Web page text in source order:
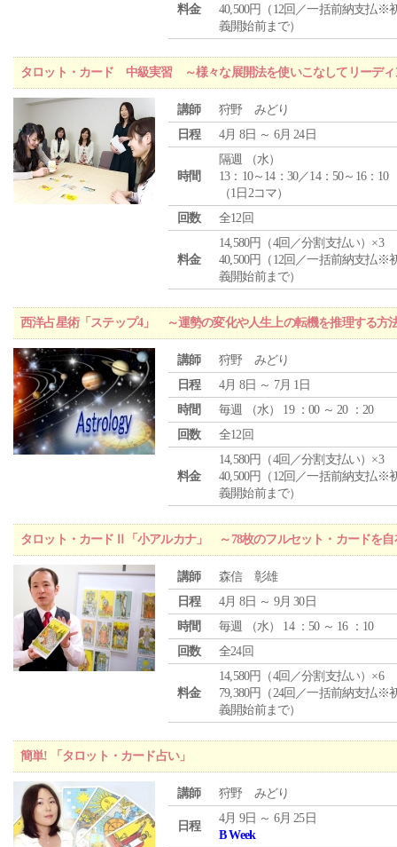
料金
40,500円（12回／一括前納支払※
義開始前まで）
タロット・カード 中級実習 ～様々な展開法を使いこなしてリーディ
講師
狩野 みどり
日程
4月 8日 ～ 6月 24日
時間
隔週 （水）
13：10～14：30／14：50～16：10
（1日2コマ）
回数
全12回
料金
14,580円（4回／分割支払い）×3
40,500円（12回／一括前納支払※
義開始前まで）
西洋占星術「ステップ4」 ～運勢の変化や人生上の転機を推理する方
講師
狩野 みどり
日程
4月 8日 ～ 7月 1日
時間
毎週 （水） 19 ：00 ～ 20 ：20
回数
全12回
料金
14,580円（4回／分割支払い）×3
40,500円（12回／一括前納支払※
義開始前まで）
タロット・カードⅡ「小アルカナ」 ～78枚のフルセット・カードを自
講師
森信 彰雄
日程
4月 8日 ～ 9月 30日
時間
毎週 （水） 14 ：50 ～ 16 ：10
回数
全24回
料金
14,580円（4回／分割支払い）×6
79,380円（24回／一括前納支払※
義開始前まで）
簡単! 「タロット・カード占い」
講師 狩野 みどり
日程
4月 9日 ～ 6月 25日
B Week